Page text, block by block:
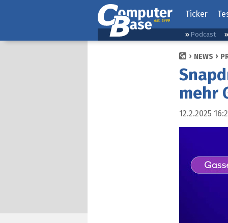
Ticker
Podcast
NEWS
mehr
12.2.2025